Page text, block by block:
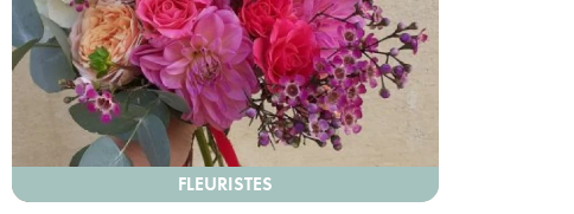
FLEURISTES